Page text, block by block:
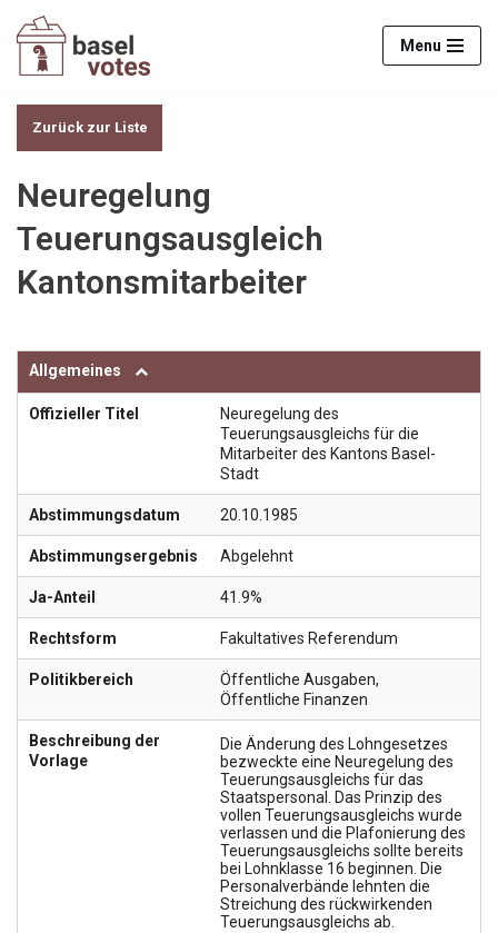
Zum
Menu
Zurück zur Liste
Neuregelung
Teuerungsausgleich
Kantonsmitarbeiter
Allgemeines
Offizieller Titel
Neuregelung des
Teuerungsausgleichs für die
Mitarbeiter des Kantons Basel-
Stadt
Abstimmungsdatum 20.10.1985
Abstimmungsergebnis Abgelehnt
Ja-Anteil 41.9%
Rechtsform Fakultatives Referendum
Politikbereich Öffentliche Ausgaben,
Öffentliche Finanzen
Beschreibung der
Vorlage
Die Änderung des Lohngesetzes
bezweckte eine Neuregelung des
Teuerungsausgleichs für das
Staatspersonal. Das Prinzip des
vollen Teuerungsausgleichs wurde
verlassen und die Plafonierung des
Teuerungsausgleichs sollte bereits
bei Lohnklasse 16 beginnen. Die
Personalverbände lehnten die
Streichung des rückwirkenden
Teuerungsausgleichs ab.